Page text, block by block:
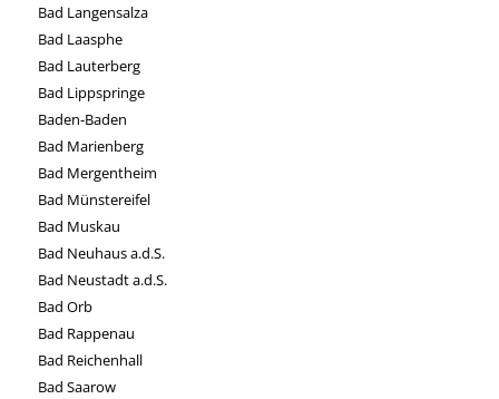
Bad Langensalza
Bad Laasphe
Bad Lauterberg
Bad Lippspringe
Baden-Baden
Bad Marienberg
Bad Mergentheim
Bad Münstereifel
Bad Muskau
Bad Neuhaus a.d.S.
Bad Neustadt a.d.S.
Bad Orb
Bad Rappenau
Bad Reichenhall
Bad Saarow